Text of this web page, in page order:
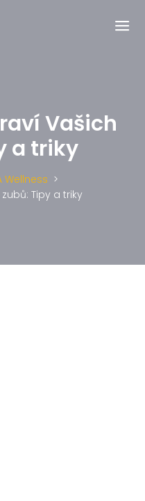
Vašich
a triky
Wellness
Tipy a triky